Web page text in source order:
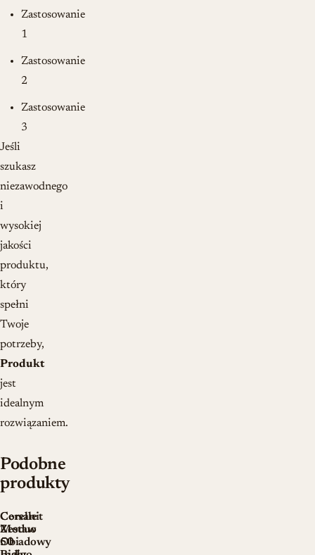
Zastosowanie
1
Zastosowanie
2
Zastosowanie
3
Jeśli
szukasz
niezawodnego
i
wysokiej
jakości
produktu,
który
spełni
Twoje
potrzeby,
Produkt
jest
idealnym
rozwiązaniem.
Podobne
produkty
Corelle
Zestaw
Obiadowy
Cersanit
Moduo
50